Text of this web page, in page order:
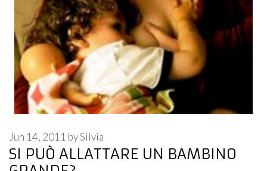
SI PUÒ ALLATTARE UN BAMBINO
Jun 14, 2011 bySilvia